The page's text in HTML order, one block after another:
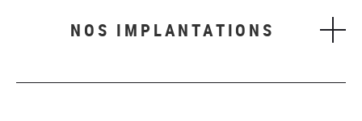
NOS IMPLANTATIONS